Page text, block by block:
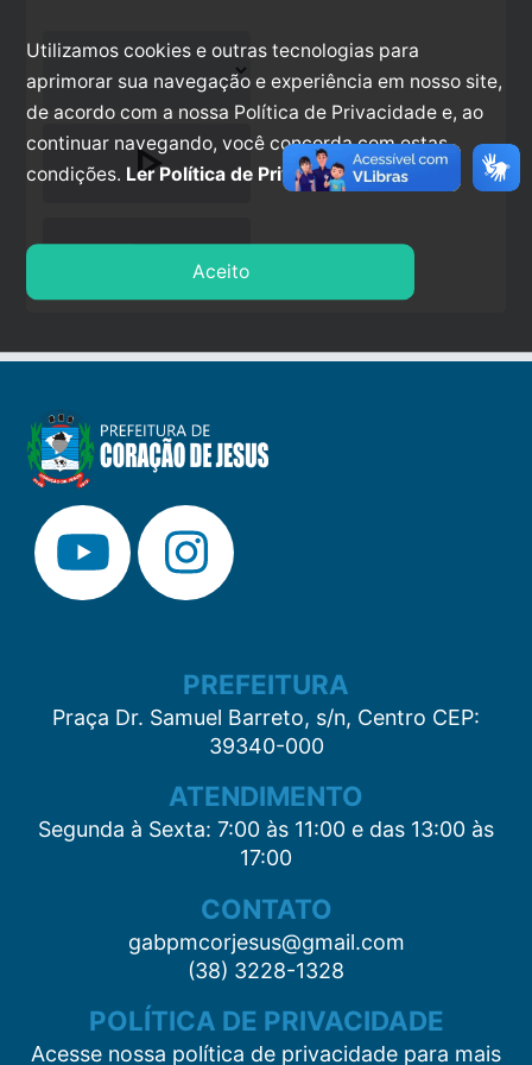
play_arrow
stop
PREFEITURA
Praça Dr. Samuel Barreto, s/n, Centro CEP:
39340-000
ATENDIMENTO
Segunda à Sexta: 7:00 às 11:00 e das 13:00 às
17:00
CONTATO
gabpmcorjesus@gmail.com
(38) 3228-1328
POLÍTICA DE PRIVACIDADE
Acesse nossa política de privacidade para mais
Utilizamos cookies e outras tecnologias para
aprimorar sua navegação e experiência em nosso site,
de acordo com a nossa Política de Privacidade e, ao
continuar navegando, você concorda com estas
condições. Ler Política de Privacidade.
Aceito